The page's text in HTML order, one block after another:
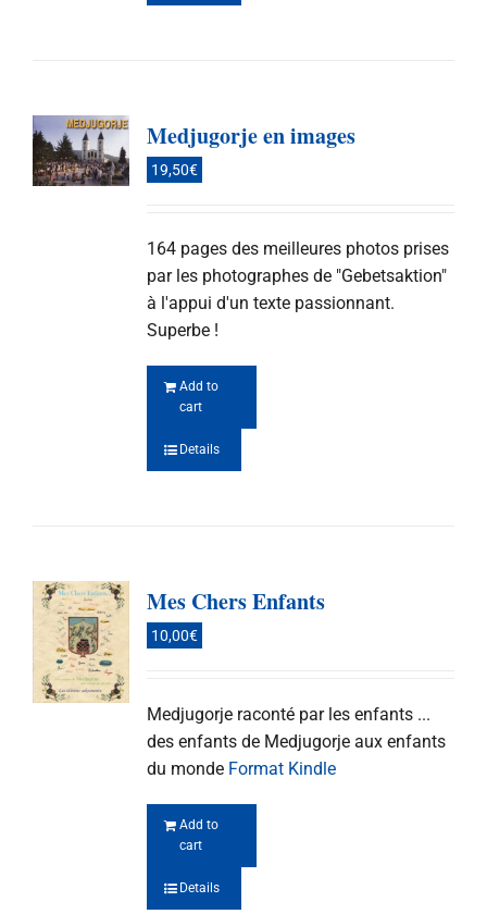
Medjugorje en images
19,50€
164 pages des meilleures photos prises
par les photographes de "Gebetsaktion"
à l'appui d'un texte passionnant.
Superbe !
Add to
cart
Details
Mes Chers Enfants
10,00€
Medjugorje raconté par les enfants ...
des enfants de Medjugorje aux enfants
du monde Format Kindle
Add to
cart
Details